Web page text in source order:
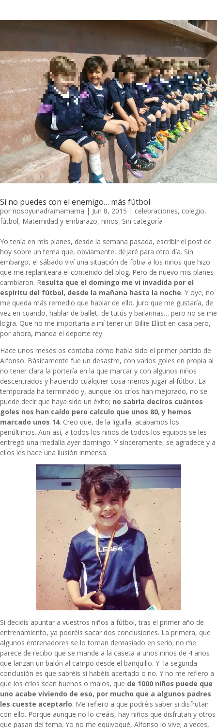
Si no puedes con el enemigo… más fútbol
por nosoyunadramamama | Jun 8, 2015 | celebraciones, colegio,
fútbol, Maternidad y embarazo, niños, Sin categoría
Yo tenía en mis planes, desde la semana pasada, escribir el post de
hoy sobre un tema que, obviamente, dejaré para otro día. Sin
embargo, el sábado viví una situación de fobia a los niños que hizo
que me replanteara el contenido del blog. Pero de nuevo mis planes
cambiaron. Resulta que el domingo me vi invadida por el
espíritu del fútbol, desde la mañana hasta la noche. Y oye, no
me queda más remedio que hablar de ello. Juro que me gustaría, de
vez en cuando, hablar de ballet, de tutús y bailarinas… pero no se me
logra. Que no me importaría a mí tener un Billie Elliot en casa pero,
por ahora, manda el deporte rey.
Hace unos meses os contaba cómo había sido el primer partido de
Alfonso. Básicamente fue un desastre, con varios goles en propia al
no tener clara la portería en la que marcar y con algunos niños
descentrados y haciendo cualquier cosa menos jugar al fútbol. La
temporada ha terminado y, aunque los críos han mejorado, no se
puede decir que haya sido un éxito; no sabría deciros cuántos
goles nos han caído pero calculo que unos 80, y hemos
marcado unos 14. Creo que, de la liguilla, acabamos los
penúltimos. Aun así, a todos los niños de todos los equipos se les
entregó una medalla ayer domingo. Y sinceramente, se agradece y a
ellos les hace una ilusión inmensa.
Si decidís apuntar a vuestros niños a fútbol, tras el primer año de
entrenamiento, ya podréis sacar dos conclusiones. La primera, que
algunos entrenadores se lo toman demasiado en serio; no me
parece de recibo que se mande a la caseta a unos niños de 4 años
que lanzan un balón al campo desde el banquillo. Y la segunda
conclusión es que sabréis si habéis acertado o no. Y no me refiero a
que los críos sean buenos o malos, que de 1000 niños puede que
uno acabe viviendo de eso, por mucho que a algunos padres
les cueste aceptarlo. Me refiero a que podréis saber si disfrutan
con ello. Porque aunque no lo creáis, hay niños que disfrutan y otros
que pasan del tema. Yo no me equivoqué, Alfonso lo vive; a veces,